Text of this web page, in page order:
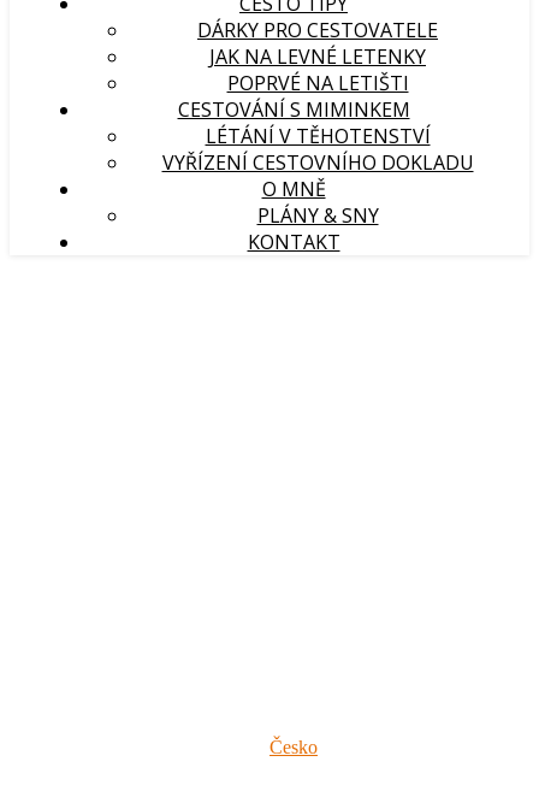
DÁRKY PRO CESTOVATELE
JAK NA LEVNÉ LETENKY
POPRVÉ NA LETIŠTI
CESTOVÁNÍ S MIMINKEM
LÉTÁNÍ V TĚHOTENSTVÍ
VYŘÍZENÍ CESTOVNÍHO DOKLADU
O MNĚ
PLÁNY & SNY
KONTAKT
Česko